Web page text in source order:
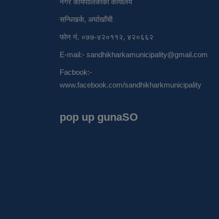
नगर कार्यपालिकाको कार्यालय
सन्धिखर्क, अर्घाखाँची
फोन नं. ०७७-४२०११२, ४२०६६२
E-mail:- sandhikharkamunicipality@gmail.com
Facbook:-
www.facebook.com/sandhikharkmunicipality
pop up gunaSO